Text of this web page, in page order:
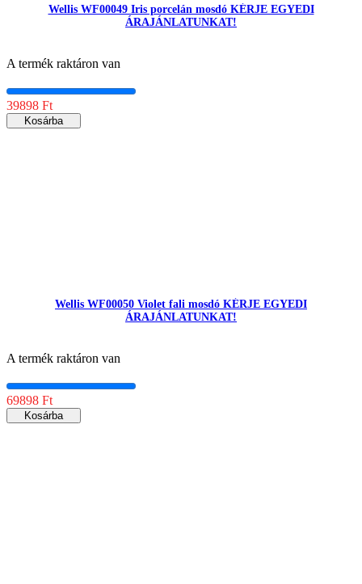
Wellis WF00049 Iris porcelán mosdó KÉRJE EGYEDI
ÁRAJÁNLATUNKAT!
A termék raktáron van
39898 Ft
Kosárba
Wellis WF00050 Violet fali mosdó KÉRJE EGYEDI
ÁRAJÁNLATUNKAT!
A termék raktáron van
69898 Ft
Kosárba